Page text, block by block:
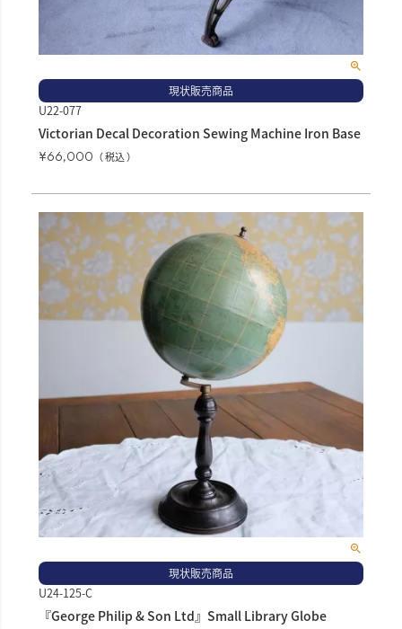
現状販売商品
U22-077
Victorian Decal Decoration Sewing Machine Iron Base
¥66,000 税込
現状販売商品
U24-125-C
『George Philip & Son Ltd』Small Library Globe